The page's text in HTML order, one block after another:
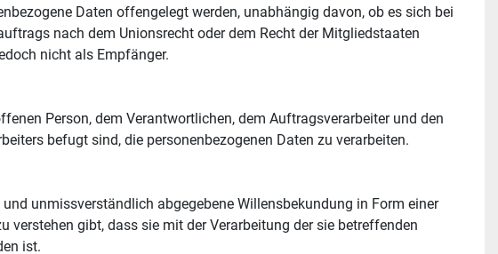
Daten offengelegt werden, unabhängig davon, ob es sich bei
nach dem Unionsrecht oder dem Recht der Mitgliedstaaten
nicht als Empfänger.
Person, dem Verantwortlichen, dem Auftragsverarbeiter und den
befugt sind, die personenbezogenen Daten zu verarbeiten.
unmissverständlich abgegebene Willensbekundung in Form einer
gibt, dass sie mit der Verarbeitung der sie betreffenden
ist.